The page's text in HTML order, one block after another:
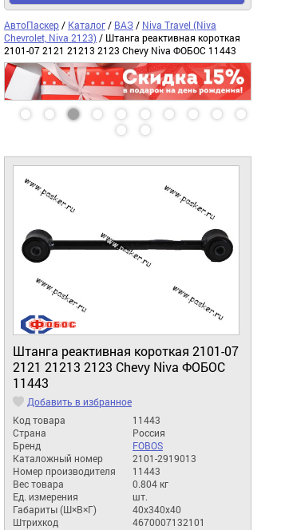
АвтоПаскер / Каталог / ВАЗ / Niva Travel (Niva
Chevrolet, Niva 2123) / Штанга реактивная короткая
2101-07 2121 21213 2123 Chevy Niva ФОБОС 11443
Штанга реактивная короткая 2101-07
2121 21213 2123 Chevy Niva ФОБОС
11443
Добавить в избранное
Код товара
11443
Страна
Россия
Бренд
FOBOS
Каталожный номер
2101-2919013
Номер производителя
11443
Вес товара
0.804 кг
Ед. измерения
шт.
Габариты (Ш×В×Г)
40x340x40
Штрихкод
4670007132101